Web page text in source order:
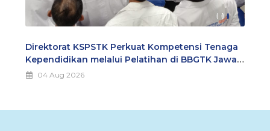
Direktorat KSPSTK Perkuat Kompetensi Tenaga
Kependidikan melalui Pelatihan di BBGTK Jawa
Barat04 Aug 2026